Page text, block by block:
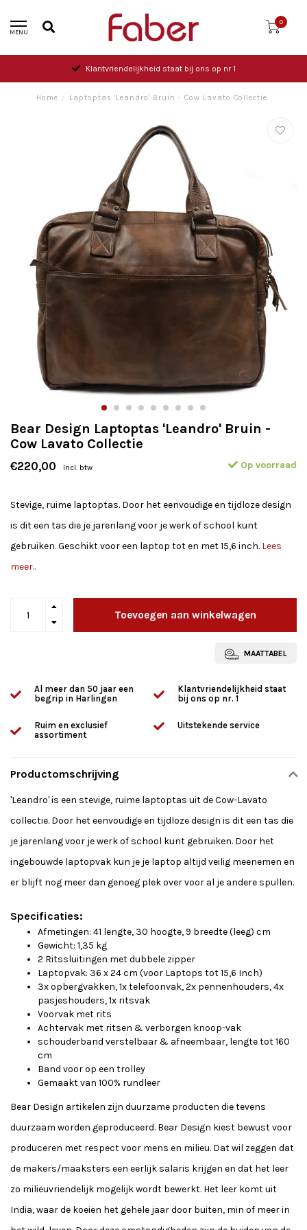
MENU
0
Klantvriendelijkheid staat bij ons op nr 1
Home / Laptoptas 'Leandro' Bruin - Cow Lavato Collectie
Bear Design Laptoptas 'Leandro' Bruin -
Cow Lavato Collectie
€220,00 Incl. btw Op voorraad
Stevige, ruime laptoptas. Door het eenvoudige en tijdloze design
is dit een tas die je jarenlang voor je werk of school kunt
gebruiken. Geschikt voor een laptop tot en met 15,6 inch. Lees
meer..
Toevoegen aan winkelwagen
MAATTABEL
Al meer dan 50 jaar een
begrip in Harlingen
Klantvriendelijkheid staat
bij ons op nr. 1
Ruim en exclusief
assortiment
Uitstekende service
Productomschrijving
'Leandro' is een stevige, ruime laptoptas uit de Cow-Lavato
collectie. Door het eenvoudige en tijdloze design is dit een tas die
je jarenlang voor je werk of school kunt gebruiken. Door het
ingebouwde laptopvak kun je je laptop altijd veilig meenemen en
er blijft nog meer dan genoeg plek over voor al je andere spullen.
Specificaties:
Afmetingen: 41 lengte, 30 hoogte, 9 breedte (leeg) cm
Gewicht: 1,35 kg
2 Ritssluitingen met dubbele zipper
Laptopvak: 36 x 24 cm (voor Laptops tot 15,6 Inch)
3x opbergvakken, 1x telefoonvak, 2x pennenhouders, 4x
pasjeshouders, 1x ritsvak
Voorvak met rits
Achtervak met ritsen & verborgen knoop-vak
schouderband verstelbaar & afneembaar, lengte tot 160
cm
Band voor op een trolley
Gemaakt van 100% rundleer
Bear Design artikelen zijn duurzame producten die tevens
duurzaam worden geproduceerd. Bear Design kiest bewust voor
produceren met respect voor mens en milieu. Dat wil zeggen dat
de makers/maaksters een eerlijk salaris krijgen en dat het leer
zo milieuvriendelijk mogelijk wordt bewerkt. Het leer komt uit
India, waar de koeien het gehele jaar door buiten, min of meer in